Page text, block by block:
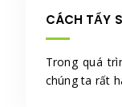
CÁCH TẨY
Trong quá
chúng ta rất